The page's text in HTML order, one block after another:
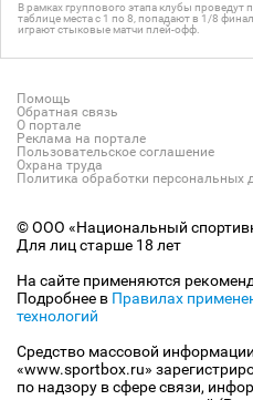
В рамках группового этапа клубы
таблице места с 1 по 8, попадают в 1/8
играют стыковые матчи плей-офф.
Помощь
Обратная связь
О портале
Реклама на портале
Пользовательское соглашение
Охрана труда
Политика обработки персональных
© ООО «Национальный
Для лиц старше 18 лет
На сайте применяются
Подробнее в Правилах
технологий
Средство массовой
«www.sportbox.ru»
по надзору в сфере связи,